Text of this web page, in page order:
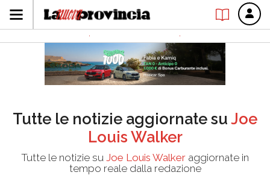
Tutte le notizie aggiornate su Joe
Louis Walker
Tutte le notizie su Joe Louis Walker aggiornate in
tempo reale dalla redazione